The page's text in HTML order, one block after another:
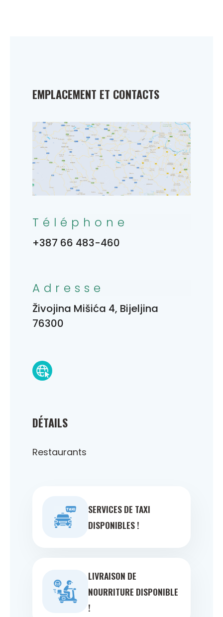
DÉTAILS
Restaurants
SERVICES DE TAXI
DISPONIBLES !
LIVRAISON DE
NOURRITURE DISPONIBLE
!
EMPLACEMENT ET CONTACTS
Téléphone
+387 66 483-460
Adresse
Živojina Mišića 4, Bijeljina
76300